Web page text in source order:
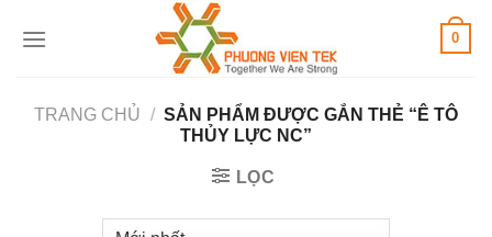
0
TRANG CHỦ / SẢN PHẨM ĐƯỢC GẮN THẺ “Ê TÔ
THỦY LỰC NC”
LỌC